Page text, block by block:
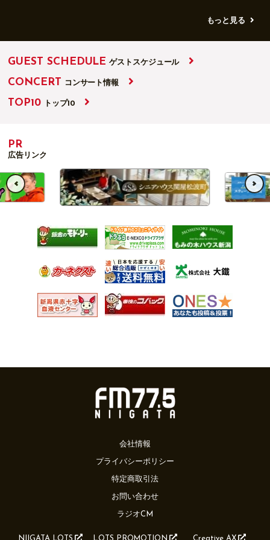
もっと見る
GUEST SCHEDULE ゲストスケジュール
CONCERT コンサート情報
TOP10 トップ10
PR
広告リンク
会社情報
プライバシーポリシー
特定商取引法
お問い合わせ
ラジオCM